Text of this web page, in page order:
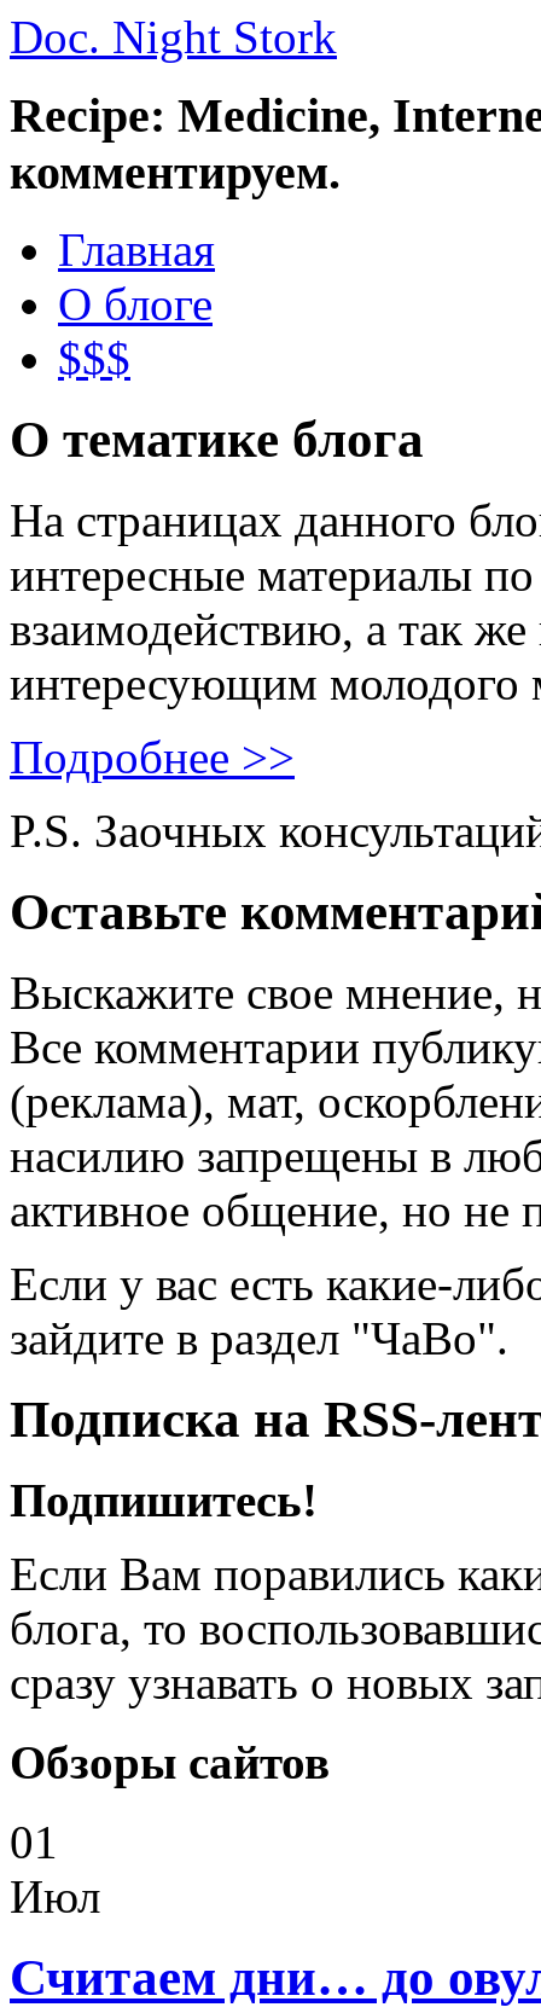
Doc. Night Stork
Recipe: Medicine,
комментируем.
Главная
О блоге
$$$
О тематике блога
На страницах данного
интересные материалы
взаимодействию, а так
интересующим молодого
Подробнее >>
P.S. Заочных
Оставьте
Выскажите свое мнение,
Все комментарии
(реклама), мат,
насилию запрещены в
активное общение, но не
Если у вас есть какие-
зайдите в раздел "ЧаВо".
Подписка на RSS-
Подпишитесь!
Если Вам поравились
блога, то
сразу узнавать о новых
Обзоры сайтов
01
Июл
Считаем дни… до